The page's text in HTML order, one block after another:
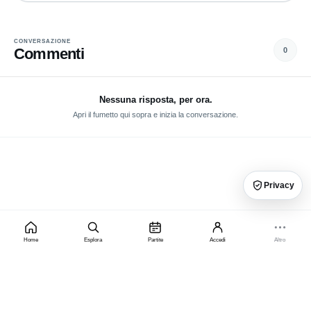
CONVERSAZIONE
Commenti 0
Nessuna risposta, per ora.
Apri il fumetto qui sopra e inizia la conversazione.
Home Esplora Partite Accedi Altro
Privacy